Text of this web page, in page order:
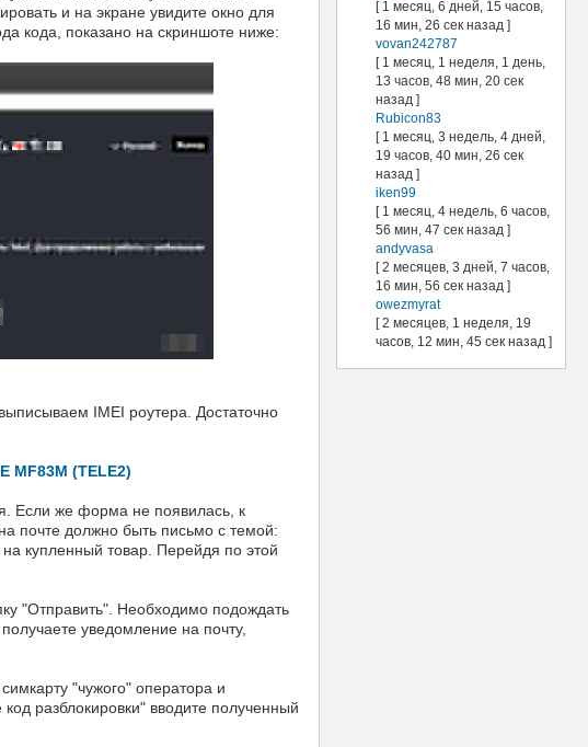
[ 1 месяц, 6 дней, 15 часов,
16 мин, 26 сек назад ]
vovan242787
[ 1 месяц, 1 неделя, 1 день,
13 часов, 48 мин, 20 сек
назад ]
Rubicon83
[ 1 месяц, 3 недель, 4 дней,
19 часов, 40 мин, 26 сек
назад ]
iken99
[ 1 месяц, 4 недель, 6 часов,
56 мин, 47 сек назад ]
andyvasa
[ 2 месяцев, 3 дней, 7 часов,
16 мин, 56 сек назад ]
owezmyrat
[ 2 месяцев, 1 неделя, 19
часов, 12 мин, 45 сек назад ]
и на экране увидите окно для
кода, показано на скриншоте ниже:
IMEI роутера. Достаточно
MF83M (TELE2)
Если же форма не появилась, к
почте должно быть письмо с темой:
купленный товар. Перейдя по этой
"Отправить". Необходимо подождать
уведомление на почту,
"чужого" оператора и
разблокировки" вводите полученный